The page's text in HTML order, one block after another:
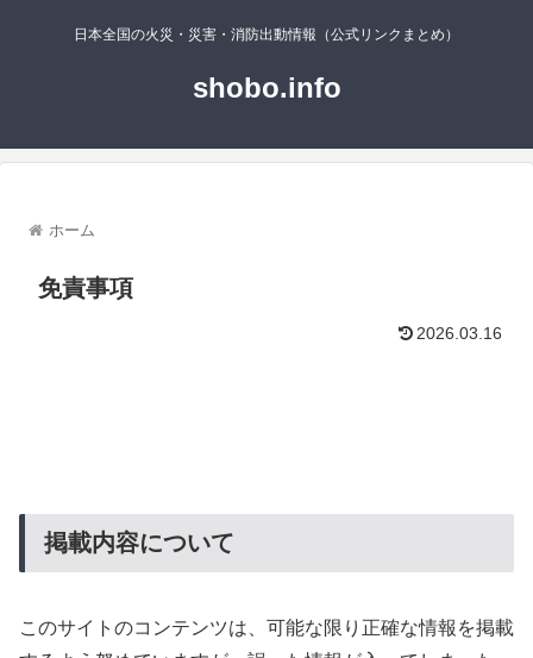
日本全国の火災・災害・消防出動情報（公式リンクまとめ）
shobo.info
ホーム
免責事項
2026.03.16
掲載内容について
このサイトのコンテンツは、可能な限り正確な情報を掲載